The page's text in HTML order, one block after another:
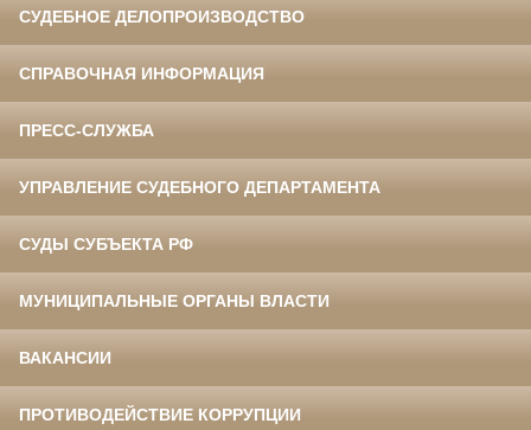
СУДЕБНОЕ ДЕЛОПРОИЗВОДСТВО
СПРАВОЧНАЯ ИНФОРМАЦИЯ
ПРЕСС-СЛУЖБА
УПРАВЛЕНИЕ СУДЕБНОГО ДЕПАРТАМЕНТА
СУДЫ СУБЪЕКТА РФ
МУНИЦИПАЛЬНЫЕ ОРГАНЫ ВЛАСТИ
ВАКАНСИИ
ПРОТИВОДЕЙСТВИЕ КОРРУПЦИИ